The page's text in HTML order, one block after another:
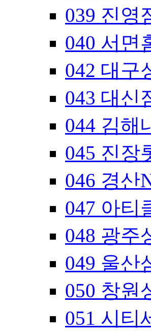
039 진영
040 서면
042 대구
043 대신
044 김해
045 진장
046 경산
047 아티
048 광주
049 울산
050 창원
051 시티